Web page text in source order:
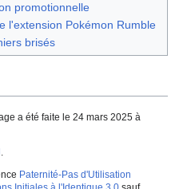
promotionnelle
l'extension Pokémon Rumble
brisés
a été faite le 24 mars 2025 à
.
Paternité-Pas d'Utilisation